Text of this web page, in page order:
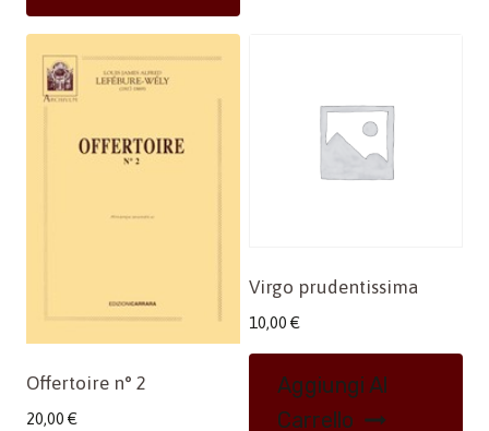
Offertoire n° 2
20,00 €
Virgo prudentissima
10,00 €
Aggiungi Al
Carrello